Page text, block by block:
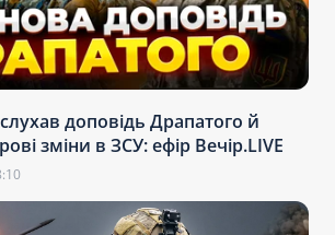
доповідь Драпатого й
зміни в ЗСУ: ефір Вечір.LIVE